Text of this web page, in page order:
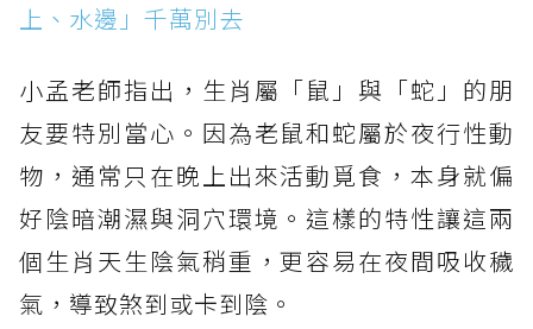
上、水邊」千萬別去
小孟老師指出，生肖屬「鼠」與「蛇」的朋
友要特別當心。因為老鼠和蛇屬於夜行性動
物，通常只在晚上出來活動覓食，本身就偏
好陰暗潮濕與洞穴環境。這樣的特性讓這兩
個生肖天生陰氣稍重，更容易在夜間吸收穢
氣，導致煞到或卡到陰。